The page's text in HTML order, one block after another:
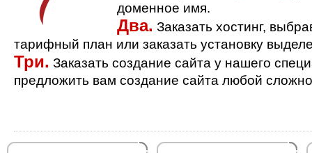
доменное имя.
Два. Заказать хостинг,
тарифный план или заказать установку
Три. Заказать создание сайта у нашего
предложить вам создание сайта любой